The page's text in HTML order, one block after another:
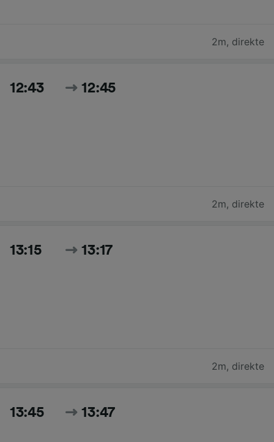
2m, direkte
12:43 12:45
2m, direkte
13:15 13:17
2m, direkte
13:45 13:47